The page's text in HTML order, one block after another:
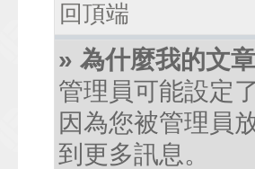
回頂端
» 為什麼我的文
管理員可能設定
因為您被管理員
到更多訊息。